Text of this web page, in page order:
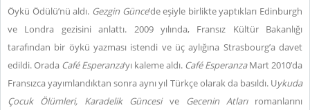
Öykü Ödülü’nü aldı. Gezgin Günce’de eşiyle birlikte yaptıkları Edinburgh
ve Londra gezisini anlattı. 2009 yılında, Fransız Kültür Bakanlığı
tarafından bir öykü yazması istendi ve üç aylığına Strasbourg’a davet
edildi. Orada Café Esperanza’yı kaleme aldı. Café EsperanzaMart 2010’da
Fransızca yayımlandıktan sonra aynı yıl Türkçe olarak da basıldı. Uykuda
Çocuk Ölümleri, Karadelik Güncesive Gecenin Atlarıromanlarını